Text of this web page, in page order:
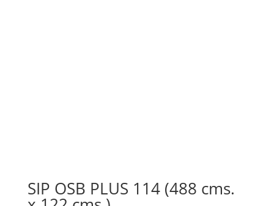
SIP OSB PLUS 114 (488 cms.